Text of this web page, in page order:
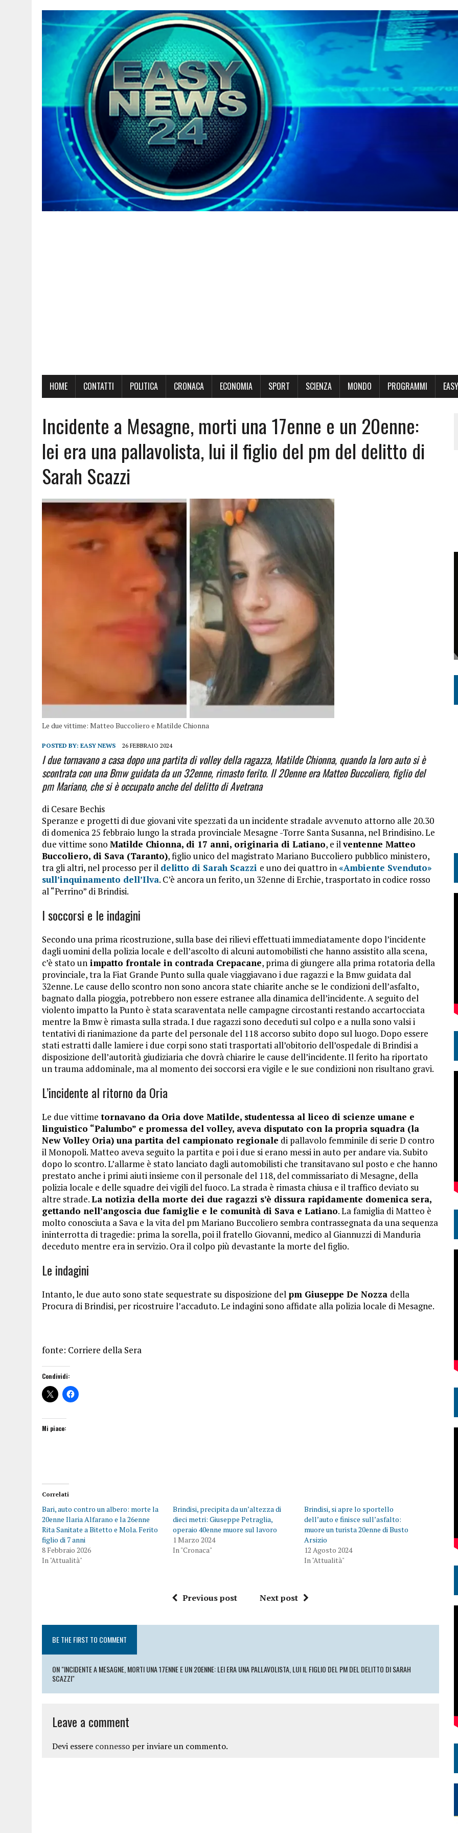
HOME CONTATTI POLITICA CRONACA ECONOMIA SPORT SCIENZA MONDO PROGRAMMI
Incidente a Mesagne, morti una 17enne e un 20enne:
lei era una pallavolista, lui il figlio del pm del delitto di
Sarah Scazzi
Le due vittime: Matteo Buccoliero e Matilde Chionna
POSTED BY: EASY NEWS 26 FEBBRAIO 2024
I due tornavano a casa dopo una partita di volley della ragazza, Matilde Chionna, quando la loro auto si è
scontrata con una Bmw guidata da un 32enne, rimasto ferito. Il 20enne era Matteo Buccoliero, figlio del
pm Mariano, che si è occupato anche del delitto di Avetrana
di Cesare Bechis
Speranze e progetti di due giovani vite spezzati da un incidente stradale avvenuto attorno alle 20.30
di domenica 25 febbraio lungo la strada provinciale Mesagne -Torre Santa Susanna, nel Brindisino. Le
due vittime sono Matilde Chionna, di 17 anni, originaria di Latiano, e ilventenne Matteo
Buccoliero, di Sava (Taranto), figlio unico del magistrato Mariano Buccoliero pubblico ministero,
tra gli altri, nel processo per il delitto di Sarah Scazzi e uno dei quattro in«Ambiente Svenduto»
sull’inquinamento dell’Ilva. C’è ancora un ferito, un 32enne di Erchie, trasportato in codice rosso
al “Perrino” di Brindisi.
I soccorsi e le indagini
Secondo una prima ricostruzione, sulla base dei rilievi effettuati immediatamente dopo l’incidente
dagli uomini della polizia locale e dell’ascolto di alcuni automobilisti che hanno assistito alla scena,
c’è stato un impatto frontale in contrada Crepacane, prima di giungere alla prima rotatoria della
provinciale, tra la Fiat Grande Punto sulla quale viaggiavano i due ragazzi e la Bmw guidata dal
32enne. Le cause dello scontro non sono ancora state chiarite anche se le condizioni dell’asfalto,
bagnato dalla pioggia, potrebbero non essere estranee alla dinamica dell’incidente. A seguito del
violento impatto la Punto è stata scaraventata nelle campagne circostanti restando accartocciata
mentre la Bmw è rimasta sulla strada. I due ragazzi sono deceduti sul colpo e a nulla sono valsi i
tentativi di rianimazione da parte del personale del 118 accorso subito dopo sul luogo. Dopo essere
stati estratti dalle lamiere i due corpi sono stati trasportati all’obitorio dell’ospedale di Brindisi a
disposizione dell’autorità giudiziaria che dovrà chiarire le cause dell’incidente. Il ferito ha riportato
un trauma addominale, ma al momento dei soccorsi era vigile e le sue condizioni non risultano gravi.
L’incidente al ritorno da Oria
Le due vittime tornavano da Oria dove Matilde, studentessa al liceo di scienze umane e
linguistico “Palumbo” e promessa del volley, aveva disputato con la propria squadra (la
New Volley Oria) una partita del campionato regionale di pallavolo femminile di serie D contro
il Monopoli. Matteo aveva seguito la partita e poi i due si erano messi in auto per andare via. Subito
dopo lo scontro. L’allarme è stato lanciato dagli automobilisti che transitavano sul posto e che hanno
prestato anche i primi aiuti insieme con il personale del 118, del commissariato di Mesagne, della
polizia locale e delle squadre dei vigili del fuoco. La strada è rimasta chiusa e il traffico deviato su
altre strade.La notizia della morte dei due ragazzi s’è dissura rapidamente domenica sera,
gettando nell’angoscia due famiglie e le comunità di Sava e Latiano. La famiglia di Matteo è
molto conosciuta a Sava e la vita del pm Mariano Buccoliero sembra contrassegnata da una sequenza
ininterrotta di tragedie: prima la sorella, poi il fratello Giovanni, medico al Giannuzzi di Manduria
deceduto mentre era in servizio. Ora il colpo più devastante la morte del figlio.
Le indagini
Intanto, le due auto sono state sequestrate su disposizione del pm Giuseppe De Nozza della
Procura di Brindisi, per ricostruire l’accaduto. Le indagini sono affidate alla polizia locale di Mesagne.
fonte: Corriere della Sera
Condividi:
Mi piace:
Correlati
Bari, auto contro un albero: morte la
20enne Ilaria Alfarano e la 26enne
Rita Sanitate a Bitetto e Mola. Ferito
figlio di 7 anni
8 Febbraio 2026
In "Attualità"
Brindisi, precipita da un’altezza di
dieci metri: Giuseppe Petraglia,
operaio 40enne muore sul lavoro
1 Marzo 2024
In "Cronaca"
Brindisi, si apre lo sportello
dell’auto e finisce sull’asfalto:
muore un turista 20enne di Busto
Arsizio
12 Agosto 2024
In "Attualità"
Previous post Next post
BE THE FIRST TO COMMENT
ON "INCIDENTE A MESAGNE, MORTI UNA 17ENNE E UN 20ENNE: LEI ERA UNA PALLAVOLISTA, LUI IL FIGLIO DEL PM DEL DELITTO DI SARAH
SCAZZI"
Leave a comment
Devi essere connesso per inviare un commento.